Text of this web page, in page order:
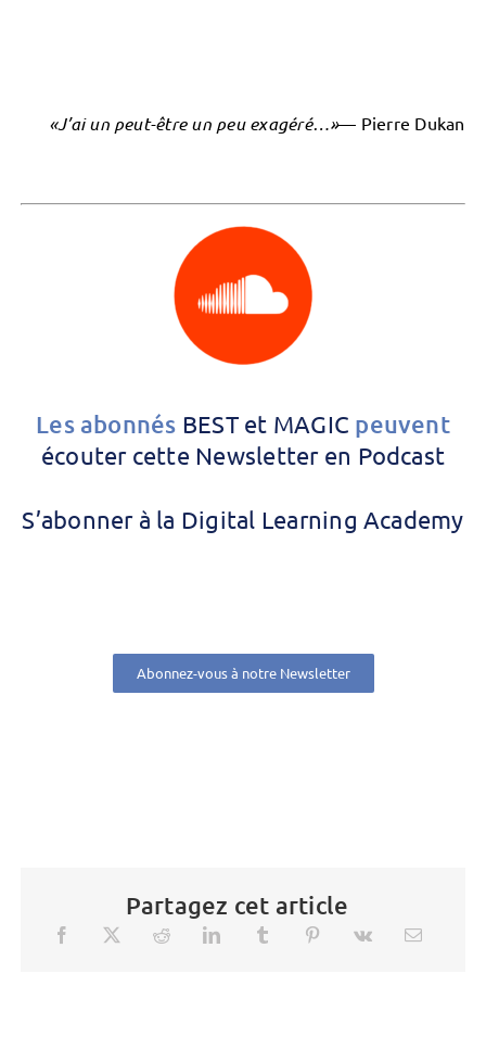
«J’ai un peut-être un peu exagéré…»— Pierre Dukan
Les abonnés BEST et MAGIC peuvent
écouter cette Newsletter en Podcast
S’abonner à la Digital Learning Academy
Abonnez-vous à notre Newsletter
Partagez cet article